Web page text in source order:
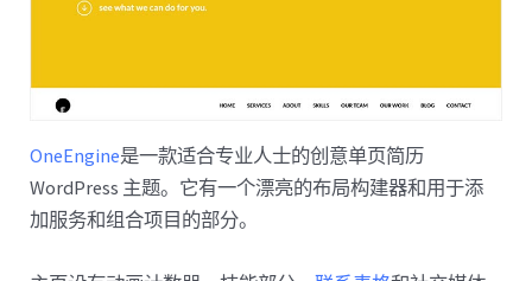
OneEngine是一款适合专业人士的创意单页简历
WordPress 主题。它有一个漂亮的布局构建器和用于添
加服务和组合项目的部分。